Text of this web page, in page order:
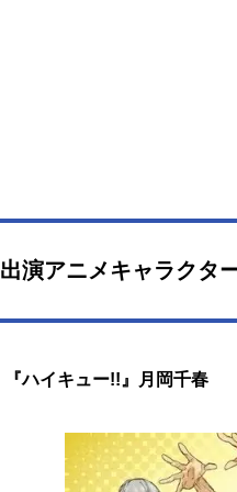
出演アニメキャラクタ
『ハイキュー!!』月岡千春